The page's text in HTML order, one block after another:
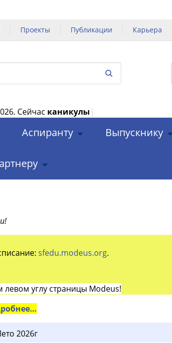
Проекты Публикации Карьера
Сейчас каникулы |
Аспиранту Выпускнику
sfedu.modeus.org.
углу страницы Modeus!
2026г